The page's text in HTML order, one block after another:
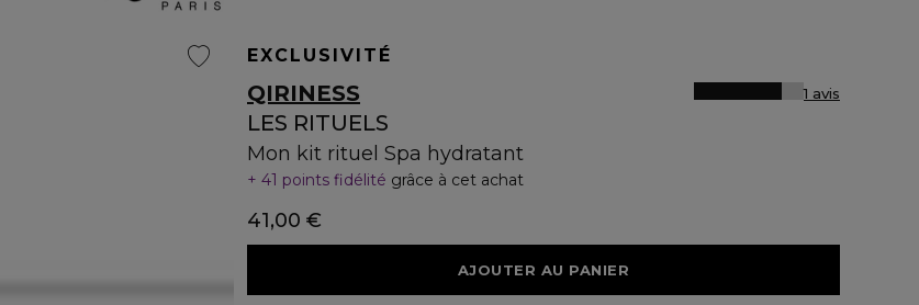
EXCLUSIVITÉ
QIRINESS
LES RITUELS
Mon kit rituel Spa hydratant
1 avis
41 points fidélité grâce à cet achat
41,00 €